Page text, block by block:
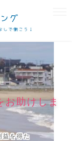
助けしま
益を得た